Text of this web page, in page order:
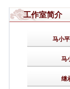
工作室简介
马小
马
继